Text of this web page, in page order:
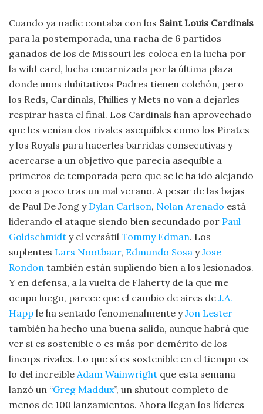
Cuando ya nadie contaba con los Saint Louis Cardinals
para la postemporada, una racha de 6 partidos
ganados de los de Missouri les coloca en la lucha por
la wild card, lucha encarnizada por la última plaza
donde unos dubitativos Padres tienen colchón, pero
los Reds, Cardinals, Phillies y Mets no van a dejarles
respirar hasta el final. Los Cardinals han aprovechado
que les venían dos rivales asequibles como los Pirates
y los Royals para hacerles barridas consecutivas y
acercarse a un objetivo que parecía asequible a
primeros de temporada pero que se le ha ido alejando
poco a poco tras un mal verano. A pesar de las bajas
de Paul De Jong y Dylan Carlson, Nolan Arenado está
liderando el ataque siendo bien secundado por Paul
Goldschmidt y el versátil Tommy Edman. Los
suplentes Lars Nootbaar, Edmundo Sosa yJose
Rondon también están supliendo bien a los lesionados.
Y en defensa, a la vuelta de Flaherty de la que me
ocupo luego, parece que el cambio de aires de J.A.
Happ le ha sentado fenomenalmente yJon Lester
también ha hecho una buena salida, aunque habrá que
ver si es sostenible o es más por demérito de los
lineups rivales. Lo que sí es sostenible en el tiempo es
lo del increíble Adam Wainwright que esta semana
lanzó un “Greg Maddux”, un shutout completo de
menos de 100 lanzamientos. Ahora llegan los líderes